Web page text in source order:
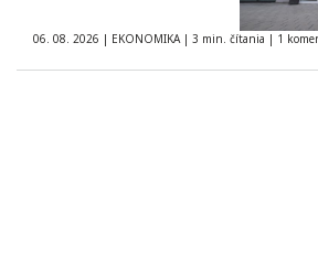
06. 08. 2026 | EKONOMIKA | 3 min. čítania | 1